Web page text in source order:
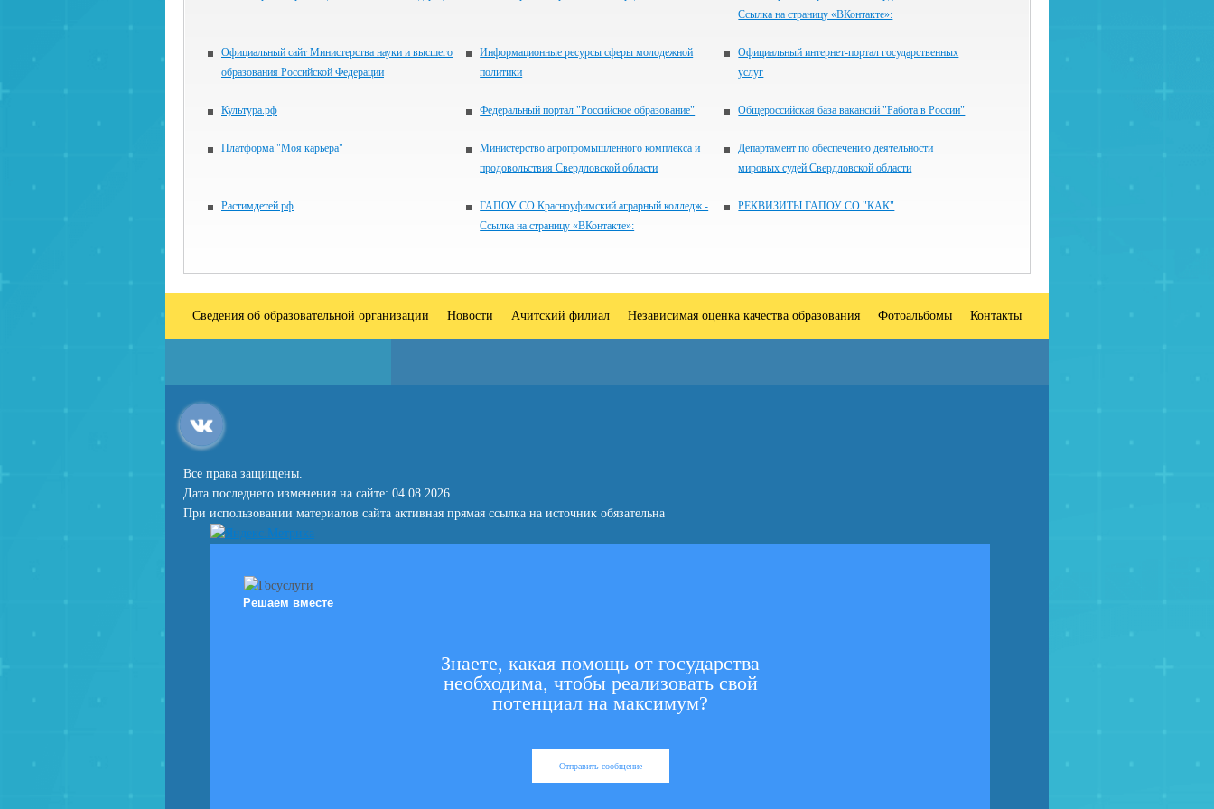
Ссылка на страницу «ВКонтакте»:
Официальный сайт Министерства науки и высшего
образования Российской Федерации
Информационные ресурсы сферы молодежной
политики
Официальный интернет-портал государственных
услуг
Культура.рф Федеральный портал "Российское образование" Общероссийская база вакансий "Работа в России"
Платформа "Моя карьера"
Министерство агропромышленного комплекса и
продовольствия Свердловской области
Департамент по обеспечению деятельности
мировых судей Свердловской области
Растимдетей.рф
ГАПОУ СО Красноуфимский аграрный колледж -
Ссылка на страницу «ВКонтакте»:
РЕКВИЗИТЫ ГАПОУ СО "КАК"
Сведения об образовательной организации Новости Ачитский филиал Независимая оценка качества образования Фотоальбомы Контакты
Все права защищены.
Дата последнего изменения на сайте: 04.08.2026
При использовании материалов сайта активная прямая ссылка на источник обязательна
Решаем вместе
Знаете, какая помощь от государства
необходима, чтобы реализовать свой
потенциал на максимум?
Отправить сообщение